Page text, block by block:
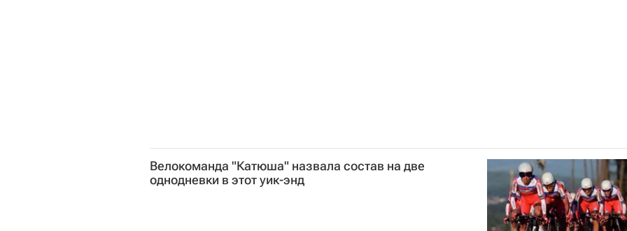
Велокоманда "Катюша" назвала состав на две
однодневки в этот уик-энд